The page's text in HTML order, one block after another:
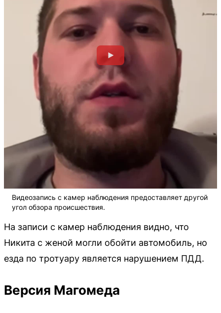
Видеозапись с камер наблюдения предоставляет другой
угол обзора происшествия.
На записи с камер наблюдения видно, что
Никита с женой могли обойти автомобиль, но
езда по тротуару является нарушением ПДД.
Версия Магомеда